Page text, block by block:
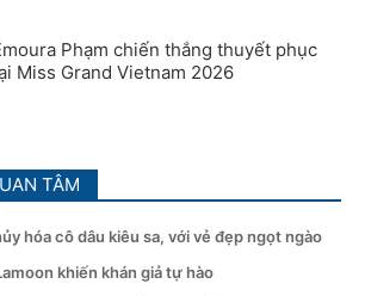
Phạm chiến thắng thuyết phục
Miss Grand Vietnam 2026
TÂM
hóa cô dâu kiêu sa, với vẻ đẹp ngọt ngào
khiến khán giả tự hào